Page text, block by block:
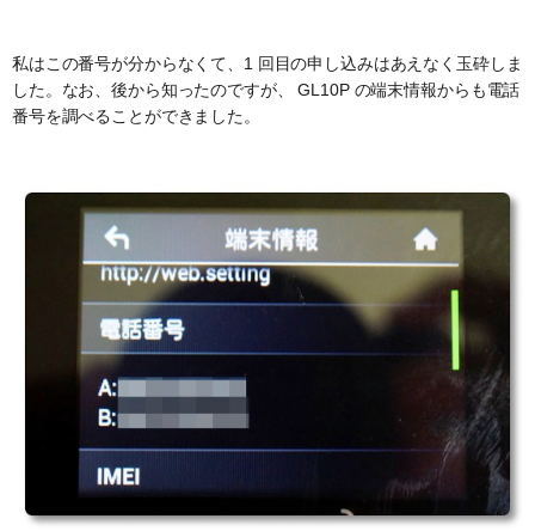
私はこの番号が分からなくて、1 回目の申し込みはあえなく玉砕しま
した。なお、後から知ったのですが、 GL10P の端末情報からも電話
番号を調べることができました。